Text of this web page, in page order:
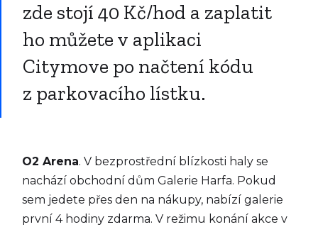
zde stojí 40 Kč/hod a zaplatit
ho můžete v aplikaci
Citymove po načtení kódu
z parkovacího lístku.
O2 Arena. V bezprostřední blízkosti haly se
nachází obchodní dům Galerie Harfa. Pokud
sem jedete přes den na nákupy, nabízí galerie
první 4 hodiny zdarma. V režimu konání akce v